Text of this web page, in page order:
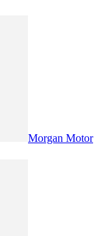
Morgan Motor